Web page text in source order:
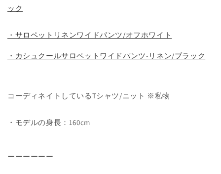
ック
・サロペットリネンワイドパンツ/オフホワイト
・カシュクールサロペットワイドパンツ-リネン/ブラック
コーディネイトしているTシャツ/ニット ※私物
・モデルの身長：160cm
ーーーーーー